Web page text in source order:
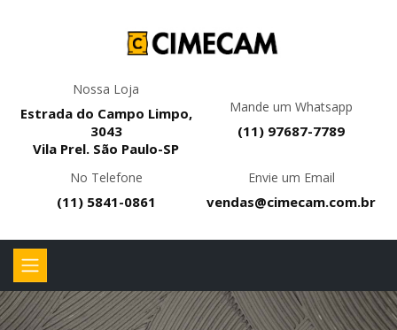
Nossa Loja
Estrada do Campo Limpo,
3043
Vila Prel. São Paulo-SP
Mande um Whatsapp
(11) 97687-7789
No Telefone
(11) 5841-0861
Envie um Email
vendas@cimecam.com.br